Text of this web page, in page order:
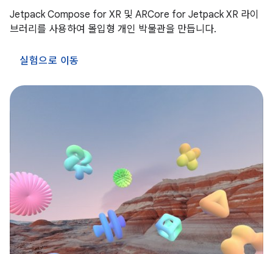
Jetpack Compose for XR 및 ARCore for Jetpack XR 라이
브러리를 사용하여 몰입형 개인 박물관을 만듭니다.
실험으로 이동